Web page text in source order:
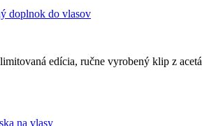
doplnok do vlasov
edícia, ručne vyrobený klip z